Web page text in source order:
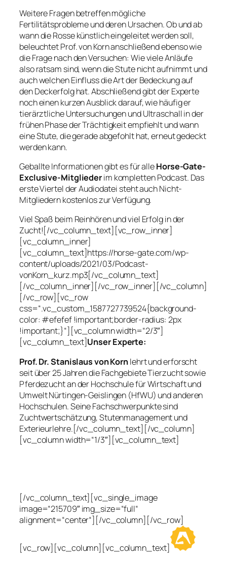
Weitere Fragen betreffen mögliche
Fertilitätsprobleme und deren Ursachen. Ob und ab
wann die Rosse künstlich eingeleitet werden soll,
beleuchtet Prof. von Korn anschließend ebenso wie
die Frage nach den Versuchen: Wie viele Anläufe
also ratsam sind, wenn die Stute nicht aufnimmt und
auch welchen Einfluss die Art der Bedeckung auf
den Deckerfolg hat. Abschließend gibt der Experte
noch einen kurzen Ausblick darauf, wie häufig er
tierärztliche Untersuchungen und Ultraschall in der
frühen Phase der Trächtigkeit empfiehlt und wann
eine Stute, die gerade abgefohlt hat, erneut gedeckt
werden kann.
Geballte Informationen gibt es für alleHorse-Gate-
Exclusive-Mitgliederim kompletten Podcast. Das
erste Viertel der Audiodatei steht auch Nicht-
Mitgliedern kostenlos zur Verfügung.
Viel Spaß beim Reinhören und viel Erfolg in der
Zucht![/vc_column_text][vc_row_inner]
[vc_column_inner]
[vc_column_text]https://horse-gate.com/wp-
content/uploads/2021/03/Podcast-
vonKorn_kurz.mp3[/vc_column_text]
[/vc_column_inner][/vc_row_inner][/vc_column]
[/vc_row][vc_row
css=“.vc_custom_1587727739524{background-
color: #efefef !important;border-radius: 2px
!important;}“][vc_column width=“2/3″]
[vc_column_text]Unser Experte:
Prof. Dr. Stanislaus von Kornlehrt und erforscht
seit über 25 Jahren die Fachgebiete Tierzucht sowie
Pferdezucht an der Hochschule für Wirtschaft und
Umwelt Nürtingen-Geislingen (HfWU) und anderen
Hochschulen. Seine Fachschwerpunkte sind
Zuchtwertschätzung, Stutenmanagement und
Exterieurlehre.[/vc_column_text][/vc_column]
[vc_column width=“1/3″][vc_column_text]
[/vc_column_text][vc_single_image
image=“215709″ img_size=“full“
alignment=“center“][/vc_column][/vc_row]
[vc_row][vc_column][vc_column_text]